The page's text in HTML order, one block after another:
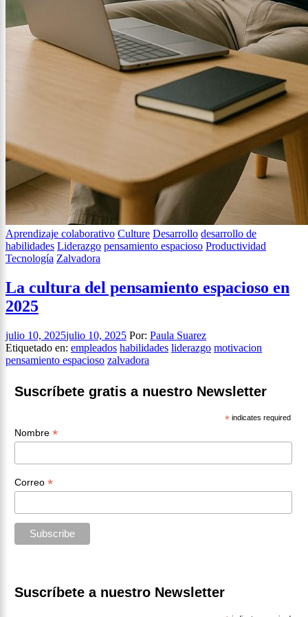
Aprendizaje colaborativo Culture Desarrollo desarrollo de
habilidades Liderazgo pensamiento espacioso Productividad
Tecnología Zalvadora
La cultura del pensamiento espacioso en
2025
julio 10, 2025julio 10, 2025 Por: Paula Suarez
Etiquetado en: empleados habilidades liderazgo motivacion
pensamiento espacioso zalvadora
Suscríbete gratis a nuestro Newsletter
* indicates required
Nombre *
Correo *
Suscríbete a nuestro Newsletter